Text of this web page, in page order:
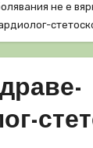
не е